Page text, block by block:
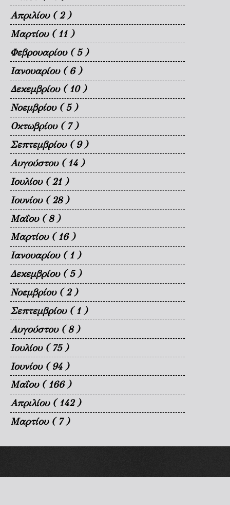
Απριλίου ( 2 )
Μαρτίου ( 11 )
Φεβρουαρίου ( 5 )
Ιανουαρίου ( 6 )
Δεκεμβρίου ( 10 )
Νοεμβρίου ( 5 )
Οκτωβρίου ( 7 )
Σεπτεμβρίου ( 9 )
Αυγούστου ( 14 )
Ιουλίου ( 21 )
Ιουνίου ( 28 )
Μαΐου ( 8 )
Μαρτίου ( 16 )
Ιανουαρίου ( 1 )
Δεκεμβρίου ( 5 )
Νοεμβρίου ( 2 )
Σεπτεμβρίου ( 1 )
Αυγούστου ( 8 )
Ιουλίου ( 75 )
Ιουνίου ( 94 )
Μαΐου ( 166 )
Απριλίου ( 142 )
Μαρτίου ( 7 )